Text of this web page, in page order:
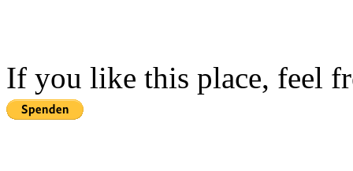
If you like this place, feel